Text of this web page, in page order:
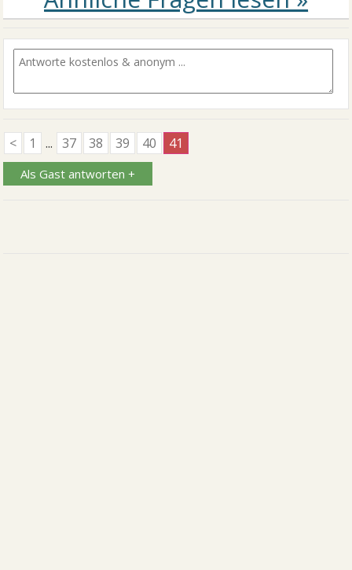
< 1 ... 37 38 39 40 41
Als Gast antworten +